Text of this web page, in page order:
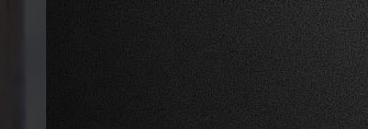
理的新高度